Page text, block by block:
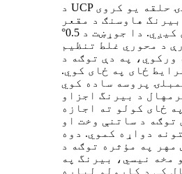
د UCP بیرنگ بهرنۍ حلقه یو کروی
هاوسنګ د مقعر
سطحې سره یوځای کیږي. دا جوړښت د 0.5°
2° پورې د محوري غلط تنظیم
ورکوي، په دې توګه د
ځای په ځای کوي.
پروسه ساده کوي
د بیرنگ اجزاو
ځای کولو ته اجازه
توګه د ساتنې وخت او
دواړه کموي. دوه
مهر په مؤثره توګه د
مخه نیسي، بیرنگ په
کې د کارولو لپاره